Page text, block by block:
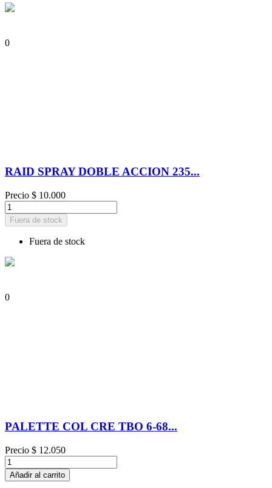
0
RAID SPRAY DOBLE ACCION 235...
Precio $ 10.000
Fuera de stock
Fuera de stock
0
PALETTE COL CRE TBO 6-68...
Precio $ 12.050
Añadir al carrito